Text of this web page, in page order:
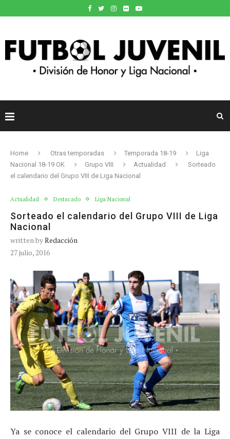
Home Otras temporadas Temporada 18-19
Liga
Nacional 18-19 OK
Grupo VIII Actualidad
Sorteado
el calendario del Grupo VIII de Liga Nacional
Actualidad Destacado Liga Nacional
Sorteado el calendario del Grupo VIII de Liga
Nacional
written byRedacción
27 julio, 2016
Ya se conoce el calendario del Grupo VIII de la Liga